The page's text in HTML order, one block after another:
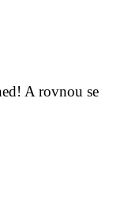
A rovnou se